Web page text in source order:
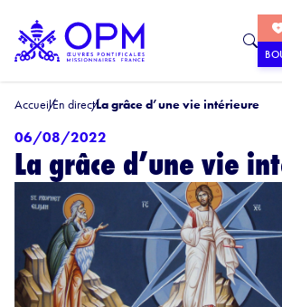
AccueilEn directLa grâce d’une vie intérieure
06/08/2022
La grâce d’une vie